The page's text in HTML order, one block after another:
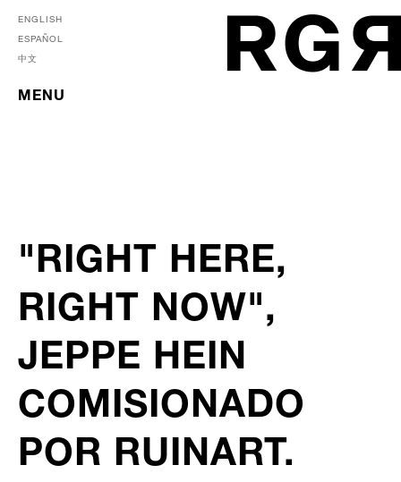
ENGLISH
ESPAÑOL
中文
MENU
"RIGHT HERE,
RIGHT NOW",
JEPPE HEIN
COMISIONADO
POR RUINART.